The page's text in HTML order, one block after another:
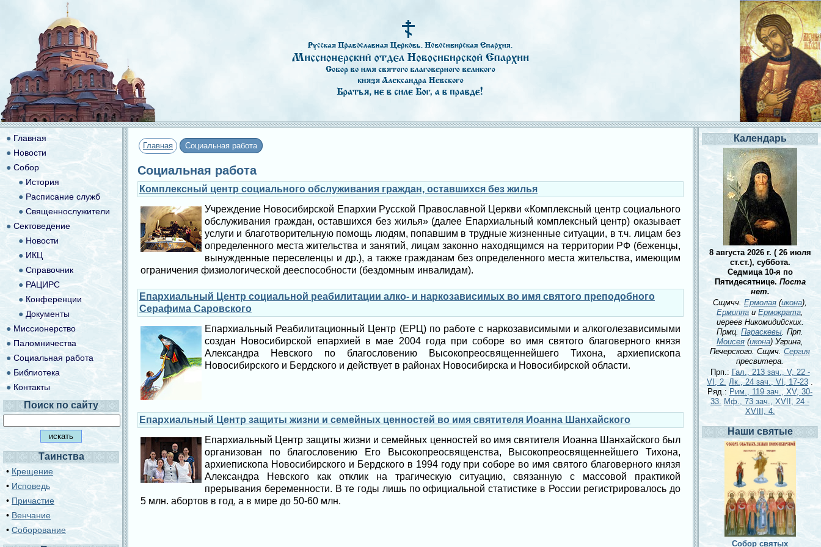
Главная Социальная работа
Социальная работа
Комплексный центр социального обслуживания граждан, оставшихся без жилья
Учреждение Новосибирской Епархии Русской Православной Церкви «Комплексный центр социального
обслуживания граждан, оставшихся без жилья» (далее Епархиальный комплексный центр) оказывает
услуги и благотворительную помощь людям, попавшим в трудные жизненные ситуации, в т.ч. лицам без
определенного места жительства и занятий, лицам законно находящимся на территории РФ (беженцы,
вынужденные переселенцы и др.), а также гражданам без определенного места жительства, имеющим
ограничения физиологической дееспособности (бездомным инвалидам).
Епархиальный Центр социальной реабилитации алко- и наркозависимых во имя святого преподобного
Серафима Саровского
Епархиальный Реабилитационный Центр (ЕРЦ) по работе с наркозависимыми и алкоголезависимыми
создан Новосибирской епархией в мае 2004 года при соборе во имя святого благоверного князя
Александра Невского по благословению Высокопреосвященнейшего Тихона, архиепископа
Новосибирского и Бердского и действует в районах Новосибирска и Новосибирской области.
Епархиальный Центр защиты жизни и семейных ценностей во имя святителя Иоанна Шанхайского
Епархиальный Центр защиты жизни и семейных ценностей во имя святителя Иоанна Шанхайского был
организован по благословению Его Высокопреосвященства, Высокопреосвященнейшего Тихона,
архиепископа Новосибирского и Бердского в 1994 году при соборе во имя святого благоверного князя
Александра Невского как отклик на трагическую ситуацию, связанную с массовой практикой
прерывания беременности. В те годы лишь по официальной статистике в России регистрировалось до
5 млн. абортов в год, а в мире до 50-60 млн.
● Главная
● Новости
● Собор
● История
● Расписание служб
● Священнослужители
● Сектоведение
● Новости
●ИКЦ
● Справочник
● РАЦИРС
● Конференции
● Документы
●Миссионерство
● Паломничества
●Социальная работа
● Библиотека
● Контакты
Поиск по сайту
Таинства
• Крещение
• Исповедь
• Причастие
• Венчание
• Соборование
Календарь
8 августа 2026 г. ( 26 июля
ст.ст.), суббота.
Седмица 10-я по
Пятидесятнице. Поста
нет.
Сщмчч. Ермолая (икона),
Ермиппа и Ермократа,
иереев Никомидийских.
Прмц.Параскевы. Прп.
Моисея (икона) Угрина,
Печерского. Сщмч. Сергия
пресвитера.
Прп.: Гал., 213 зач., V, 22 -
VI, 2. Лк., 24 зач., VI, 17-23 .
Ряд.: Рим., 119 зач., XV, 30-
33. Мф., 73 зач., XVII, 24 -
XVIII, 4.
Наши святые
Собор святых